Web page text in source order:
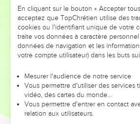
moissonne, car l'heure de moissonner
de la terre est mûre. »
Celui qui était assis sur la nuée jeta
et la terre fut moissonnée.
Un autre ange sortit du temple qui
Puis un autre ange, qui avait autorité
l'autel et s'adressa d'une voix forte à
tranchante en disant : « Lance ta
vendange les grappes de la vigne de la
En cliquant sur le bouton « Accepter
acceptez que TopChrétien utilise des
cookies ou l'identifiant unique de votre
traite vos données à caractère
données de navigation et les
votre compte utilisateur) dans les buts
Mesurer l'audience de notre service
Vous permettre d'utiliser des services
vidéo, des cartes du monde…
Vous permettre d'entrer en contact
relation aux utilisateurs.